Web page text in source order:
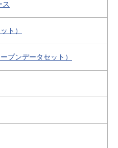
ス
ト）
プンデータセット）